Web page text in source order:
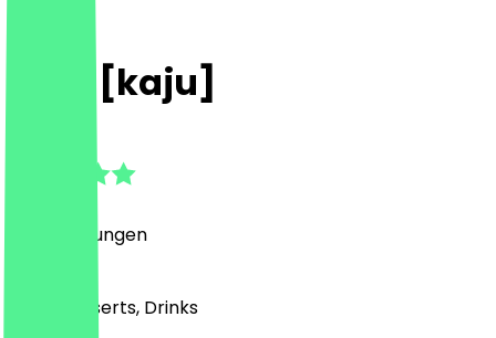
kafé [kaju]
Bewertungen
Café, Desserts, Drinks